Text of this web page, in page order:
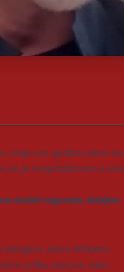
ranije ove godine otkrio da
da je hospitalizovan u noći
dodeli nagrada, dobijao
Jesse Williams
priliku kojoj se, kako